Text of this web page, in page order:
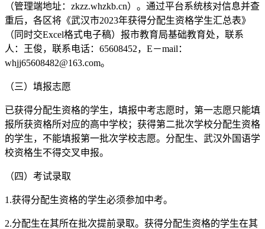
（管理端地址：zkzz.whzkb.cn）。通过平台系统核对信息并查
重后，各区将《武汉市2023年获得分配生资格学生汇总表》
（同时交Excel格式电子稿）报市教育局基础教育处，联系
人：王俊，联系电话：65608452，E－mail：
whjj65608482@163.com。
（三）填报志愿
已获得分配生资格的学生，填报中考志愿时，第一志愿只能填
报所获资格所对应的高中学校；获得第二批次学校分配生资格
的学生，不能填报第一批次学校志愿。分配生、武汉外国语学
校资格生不得交叉申报。
（四）考试录取
1.获得分配生资格的学生必须参加中考。
2.分配生在其所在批次提前录取。获得分配生资格的学生在其